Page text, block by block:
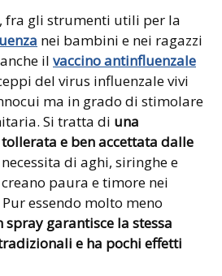
fra gli strumenti utili per la
nei bambini e nei ragazzi
il vaccino antinfluenzale
del virus influenzale vivi
ma in grado di stimolare
Si tratta di una
e ben accettata dalle
di aghi, siringhe e
paura e timore nei
essendo molto meno
spray garantisce la stessa
e ha pochi effetti